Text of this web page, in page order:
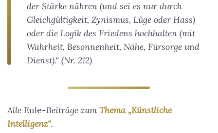
der Stärke nähren (und sei es nur durch
Gleichgültigkeit, Zynismus, Lüge oder Hass)
oder die Logik des Friedens hochhalten (mit
Wahrheit, Besonnenheit, Nähe, Fürsorge und
Dienst).“ (Nr. 212)
Alle Eule-Beiträge zum Thema „Künstliche
Intelligenz“.